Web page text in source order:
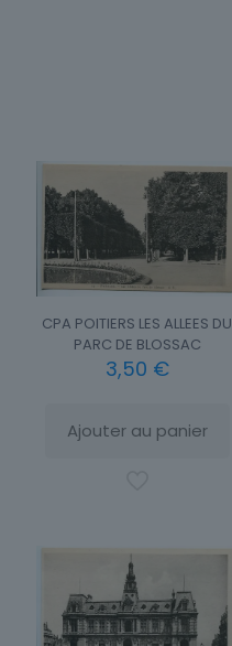
CPA POITIERS LES ALLEES DU
PARC DE BLOSSAC
3,50 €
Ajouter au panier